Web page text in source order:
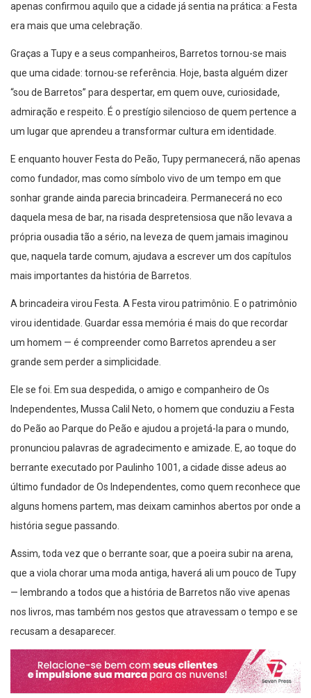
apenas confirmou aquilo que a cidade já sentia na prática: a Festa
era mais que uma celebração.
Graças a Tupy e a seus companheiros, Barretos tornou-se mais
que uma cidade: tornou-se referência. Hoje, basta alguém dizer
“sou de Barretos” para despertar, em quem ouve, curiosidade,
admiração e respeito. É o prestígio silencioso de quem pertence a
um lugar que aprendeu a transformar cultura em identidade.
E enquanto houver Festa do Peão, Tupy permanecerá, não apenas
como fundador, mas como símbolo vivo de um tempo em que
sonhar grande ainda parecia brincadeira. Permanecerá no eco
daquela mesa de bar, na risada despretensiosa que não levava a
própria ousadia tão a sério, na leveza de quem jamais imaginou
que, naquela tarde comum, ajudava a escrever um dos capítulos
mais importantes da história de Barretos.
A brincadeira virou Festa. A Festa virou patrimônio. E o patrimônio
virou identidade. Guardar essa memória é mais do que recordar
um homem — é compreender como Barretos aprendeu a ser
grande sem perder a simplicidade.
Ele se foi. Em sua despedida, o amigo e companheiro de Os
Independentes, Mussa Calil Neto, o homem que conduziu a Festa
do Peão ao Parque do Peão e ajudou a projetá-la para o mundo,
pronunciou palavras de agradecimento e amizade. E, ao toque do
berrante executado por Paulinho 1001, a cidade disse adeus ao
último fundador de Os Independentes, como quem reconhece que
alguns homens partem, mas deixam caminhos abertos por onde a
história segue passando.
Assim, toda vez que o berrante soar, que a poeira subir na arena,
que a viola chorar uma moda antiga, haverá ali um pouco de Tupy
— lembrando a todos que a história de Barretos não vive apenas
nos livros, mas também nos gestos que atravessam o tempo e se
recusam a desaparecer.